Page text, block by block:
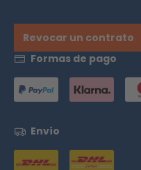
Revocar un contrato
Formas de pago
Envío